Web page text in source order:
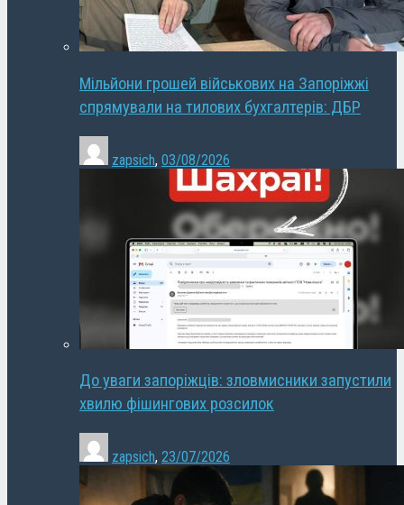
Мільйони грошей військових на Запоріжжі
спрямували на тилових бухгалтерів: ДБР
zapsich, 03/08/2026
До уваги запоріжців: зловмисники запустили
хвилю фішингових розсилок
zapsich, 23/07/2026